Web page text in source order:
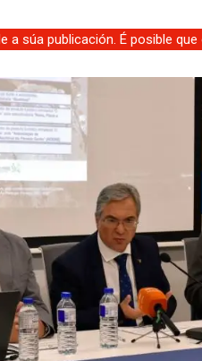
a súa publicación. É posible